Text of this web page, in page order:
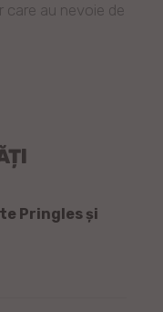
Pringles și
care au nevoie de